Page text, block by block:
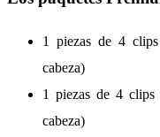
1 piezas de 4
cabeza)
1 piezas de 4 clips
cabeza)